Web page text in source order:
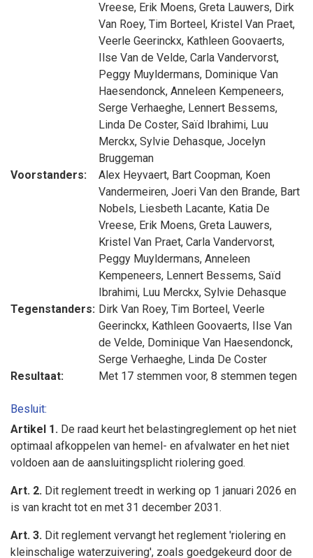
Vreese, Erik Moens, Greta Lauwers, Dirk
Van Roey, Tim Borteel, Kristel Van Praet,
Veerle Geerinckx, Kathleen Goovaerts,
Ilse Van de Velde, Carla Vandervorst,
Peggy Muyldermans, Dominique Van
Haesendonck, Anneleen Kempeneers,
Serge Verhaeghe, Lennert Bessems,
Linda De Coster, Saïd Ibrahimi, Luu
Merckx, Sylvie Dehasque, Jocelyn
Bruggeman
Voorstanders:
Alex Heyvaert, Bart Coopman, Koen
Vandermeiren, Joeri Van den Brande, Bart
Nobels, Liesbeth Lacante, Katia De
Vreese, Erik Moens, Greta Lauwers,
Kristel Van Praet, Carla Vandervorst,
Peggy Muyldermans, Anneleen
Kempeneers, Lennert Bessems, Saïd
Ibrahimi, Luu Merckx, Sylvie Dehasque
Tegenstanders: Dirk Van Roey, Tim Borteel, Veerle
Geerinckx, Kathleen Goovaerts, Ilse Van
de Velde, Dominique Van Haesendonck,
Serge Verhaeghe, Linda De Coster
Resultaat:
Met 17 stemmen voor, 8 stemmen tegen
Besluit:
Artikel 1. De raad keurt het belastingreglement op het niet
optimaal afkoppelen van hemel- en afvalwater en het niet
voldoen aan de aansluitingsplicht riolering goed.
Art. 2. Dit reglement treedt in werking op 1 januari 2026 en
is van kracht tot en met 31 december 2031.
Art. 3. Dit reglement vervangt het reglement 'riolering en
kleinschalige waterzuivering', zoals goedgekeurd door de